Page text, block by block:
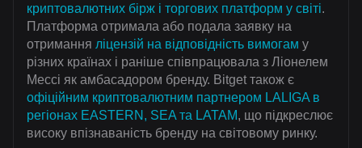
криптовалютних бірж і торгових платформ у світі.
Платформа отримала або подала заявку на
отримання ліцензій на відповідність вимогам у
різних країнах і раніше співпрацювала з Ліонелем
Мессі як амбасадором бренду. Bitget також є
офіційним криптовалютним партнером LALIGA в
регіонах EASTERN, SEA та LATAM, що підкреслює
високу впізнаваність бренду на світовому ринку.